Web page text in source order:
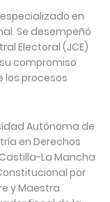
en
Se desempeñó
Electoral (JCE)
compromiso
los procesos
Autónoma de
en Derechos
La Mancha
por
y Maestra